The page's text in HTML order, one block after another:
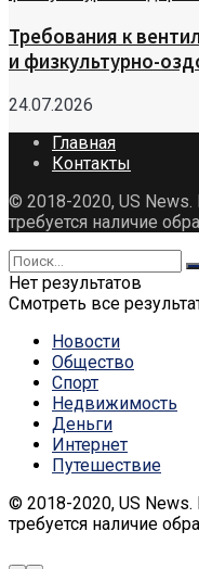
Требования к
и физкультурно-
24.07.2026
Главная
Контакты
© 2018-2020, US
требуется наличие
Нет результатов
Смотреть все
Новости
Общество
Спорт
Недвижимость
Деньги
Интернет
Путешествие
© 2018-2020, US
требуется наличие